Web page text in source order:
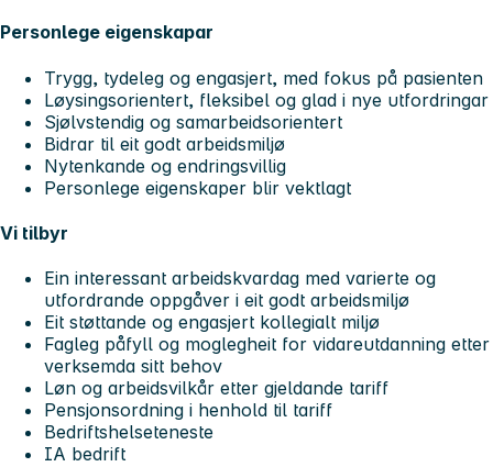
Personlege eigenskapar
Trygg, tydeleg og engasjert, med fokus på pasienten
Løysingsorientert, fleksibel og glad i nye utfordringar
Sjølvstendig og samarbeidsorientert
Bidrar til eit godt arbeidsmiljø
Nytenkande og endringsvillig
Personlege eigenskaper blir vektlagt
Vi tilbyr
Ein interessant arbeidskvardag med varierte og
utfordrande oppgåver i eit godt arbeidsmiljø
Eit støttande og engasjert kollegialt miljø
Fagleg påfyll og moglegheit for vidareutdanning etter
verksemda sitt behov
Løn og arbeidsvilkår etter gjeldande tariff
Pensjonsordning i henhold til tariff
Bedriftshelseteneste
IA bedrift